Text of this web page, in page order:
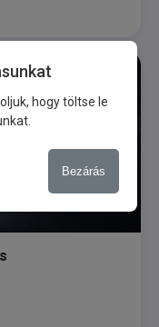
hogy töltse le
Bezárás